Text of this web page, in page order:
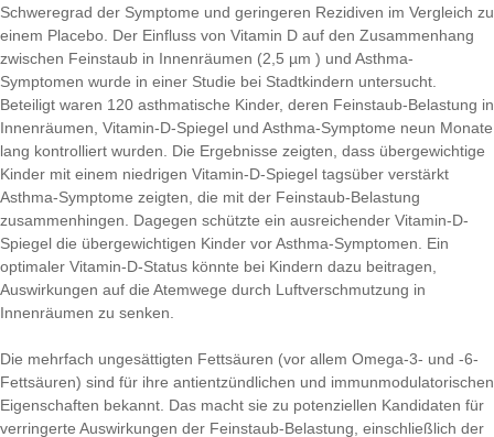
Schweregrad der Symptome und geringeren Rezidiven im Vergleich zu
einem Placebo. Der Einfluss von Vitamin D auf den Zusammenhang
zwischen Feinstaub in Innenräumen (2,5 µm ) und Asthma-
Symptomen wurde in einer Studie bei Stadtkindern untersucht.
Beteiligt waren 120 asthmatische Kinder, deren Feinstaub-Belastung in
Innenräumen, Vitamin-D-Spiegel und Asthma-Symptome neun Monate
lang kontrolliert wurden. Die Ergebnisse zeigten, dass übergewichtige
Kinder mit einem niedrigen Vitamin-D-Spiegel tagsüber verstärkt
Asthma-Symptome zeigten, die mit der Feinstaub-Belastung
zusammenhingen. Dagegen schützte ein ausreichender Vitamin-D-
Spiegel die übergewichtigen Kinder vor Asthma-Symptomen. Ein
optimaler Vitamin-D-Status könnte bei Kindern dazu beitragen,
Auswirkungen auf die Atemwege durch Luftverschmutzung in
Innenräumen zu senken.
Die mehrfach ungesättigten Fettsäuren (vor allem Omega-3- und -6-
Fettsäuren) sind für ihre antientzündlichen und immunmodulatorischen
Eigenschaften bekannt. Das macht sie zu potenziellen Kandidaten für
verringerte Auswirkungen der Feinstaub-Belastung, einschließlich der